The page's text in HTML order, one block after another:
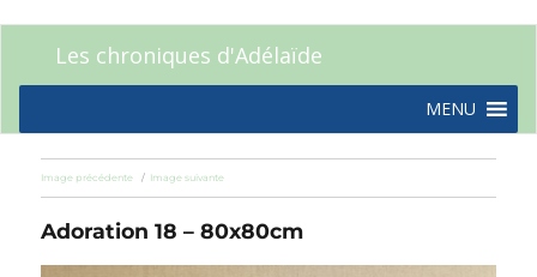
Les chroniques d'Adélaïde
MENU
Image précédente Image suivante
Adoration 18 – 80x80cm